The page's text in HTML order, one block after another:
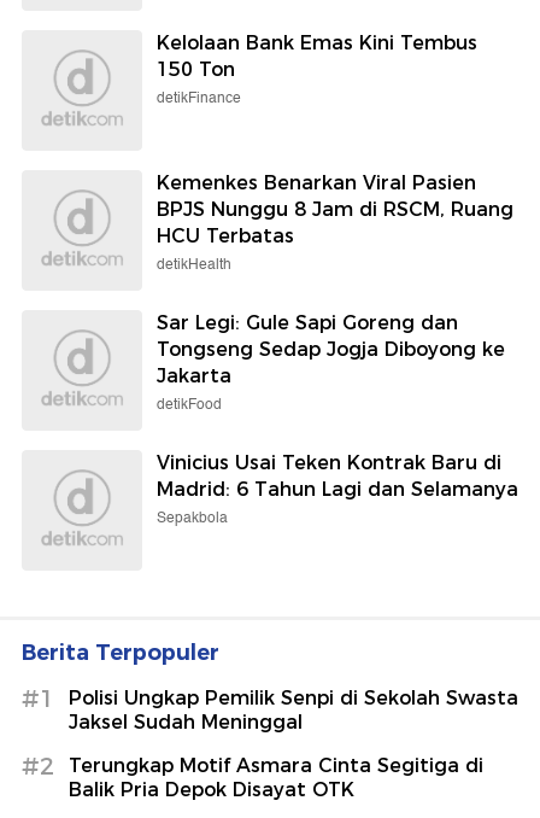
Kelolaan Bank Emas Kini Tembus
150 Ton
detikFinance
Kemenkes Benarkan Viral Pasien
BPJS Nunggu 8 Jam di RSCM, Ruang
HCU Terbatas
detikHealth
Sar Legi: Gule Sapi Goreng dan
Tongseng Sedap Jogja Diboyong ke
Jakarta
detikFood
Vinicius Usai Teken Kontrak Baru di
Madrid: 6 Tahun Lagi dan Selamanya
Sepakbola
Berita Terpopuler
#1
Polisi Ungkap Pemilik Senpi di Sekolah Swasta
Jaksel Sudah Meninggal
#2
Terungkap Motif Asmara Cinta Segitiga di
Balik Pria Depok Disayat OTK